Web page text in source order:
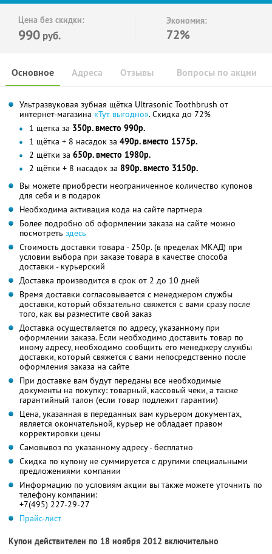
Цена без скидки:
990 руб.
Экономия:
72%
Основное Отзывы Вопросы по акции
Адреса
Ультразвуковая зубная щётка Ultrasonic Toothbrush от
интернет-магазина «Тут выгодно». Скидка до 72%
1 щетка за 350р. вместо 990р.
1 щётка + 8 насадок за 490р. вместо 1575р.
2 щётки за 650р. вместо 1980р.
2 щётки + 8 насадок за 890р. вместо 3150р.
Вы можете приобрести неограниченное количество купонов
для себя и в подарок
Необходима активация кода на сайте партнера
Более подробно об оформлении заказа на сайте можно
посмотреть здесь
Стоимость доставки товара - 250р. (в пределах МКАД) при
условии выбора при заказе товара в качестве способа
доставки - курьерский
Доставка производится в срок от 2 до 10 дней
Время доставки согласовывается с менеджером службы
доставки, который обязательно свяжется с вами сразу после
того, как вы разместите свой заказ
Доставка осуществляется по адресу, указанному при
оформлении заказа. Если необходимо доставить товар по
иному адресу, необходимо сообщить его менеджеру службы
доставки, который свяжется с вами непосредственно после
оформления заказа на сайте
При доставке вам будут переданы все необходимые
документы на покупку: товарный, кассовый чеки, а также
гарантийный талон (если товар подлежит гарантии)
Цена, указанная в переданных вам курьером документах,
является окончательной, курьер не обладает правом
корректировки цены
Самовывоз по указанному адресу - бесплатно
Скидка по купону не суммируется с другими специальными
предложениями компании
Информацию по условиям акции вы также можете уточнить по
телефону компании:
+7(495) 227-29-27
Прайс-лист
Купон действителен по 18 ноября 2012 включительно